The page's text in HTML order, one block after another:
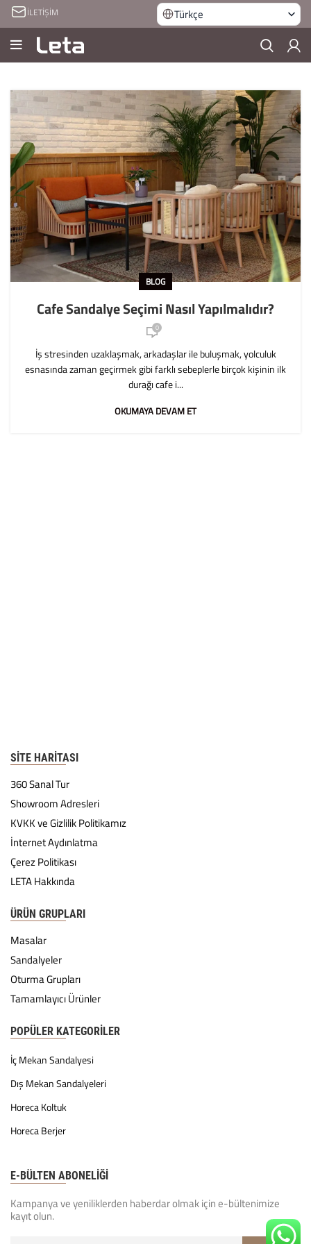
İLETİŞİM Türkçe
BLOG
Cafe Sandalye Seçimi Nasıl Yapılmalıdır?
0
İş stresinden uzaklaşmak, arkadaşlar ile buluşmak, yolculuk
esnasında zaman geçirmek gibi farklı sebeplerle birçok kişinin ilk
durağı cafe i...
OKUMAYA DEVAM ET
SITE HARITASI
360 Sanal Tur
Showroom Adresleri
KVKK ve Gizlilik Politikamız
İnternet Aydınlatma
Çerez Politikası
LETA Hakkında
ÜRÜN GRUPLARI
Masalar
Sandalyeler
Oturma Grupları
Tamamlayıcı Ürünler
POPÜLER KATEGORILER
İç Mekan Sandalyesi
Dış Mekan Sandalyeleri
Horeca Koltuk
Horeca Berjer
E-BÜLTEN ABONELİĞİ
Kampanya ve yeniliklerden haberdar olmak için e-bültenimize
kayıt olun.